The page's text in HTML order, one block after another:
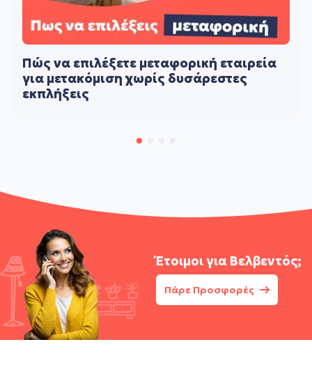
Πώς να επιλέξετε μεταφορική εταιρεία
για μετακόμιση χωρίς δυσάρεστες
εκπλήξεις
Έτοιμοι για Βελβεντός;
Πάρε Προσφορές